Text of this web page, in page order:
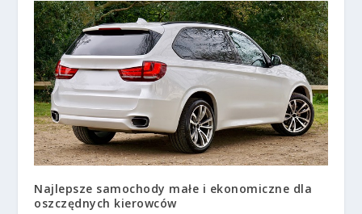
Najlepsze samochody małe i ekonomiczne dla
oszczędnych kierowców